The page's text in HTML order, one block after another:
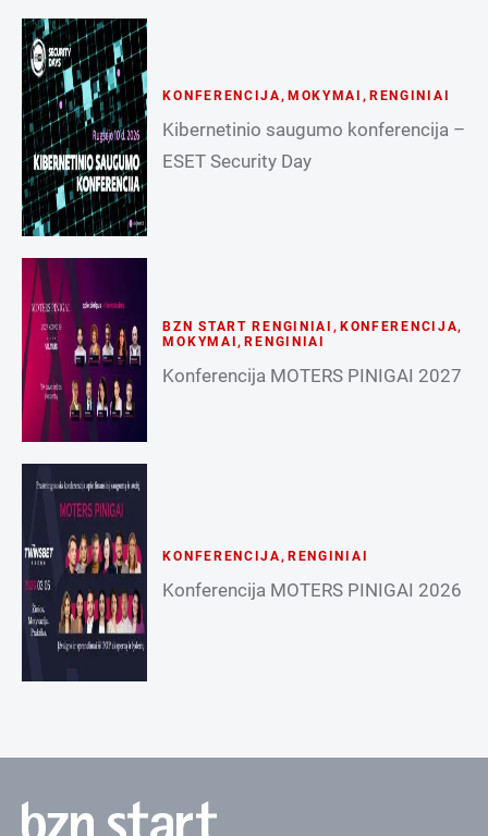
KONFERENCIJA , MOKYMAI , RENGINIAI
Kibernetinio saugumo konferencija –
ESET Security Day
BZN START RENGINIAI , KONFERENCIJA,
MOKYMAI ,RENGINIAI
Konferencija MOTERS PINIGAI 2027
KONFERENCIJA, RENGINIAI
Konferencija MOTERS PINIGAI 2026